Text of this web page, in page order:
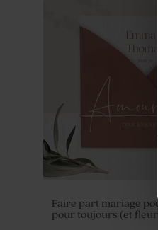
Faire part mariage
pour toujours (et